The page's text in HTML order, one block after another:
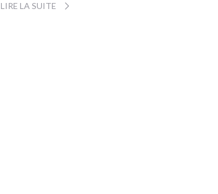
nous. Regardez-le ! Ecoutez-le ! Il est source de bonheur, du
LIRE LA SUITE